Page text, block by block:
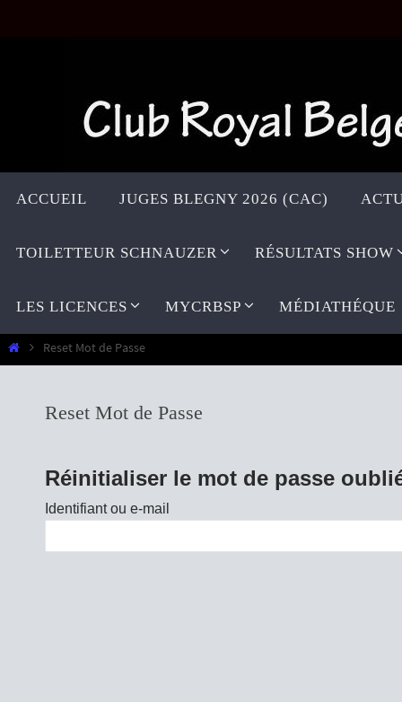
Passer
versACCUEIL JUGES BLEGNY 2026 (CAC)
TOILETTEUR SCHNAUZER RÉSULTATS SHOW
LES LICENCES MYCRBSP MÉDIATHÉQUE
HomeReset Mot de Passe
Reset Mot de Passe
Réinitialiser le mot de passe
Identifiant ou e-mail